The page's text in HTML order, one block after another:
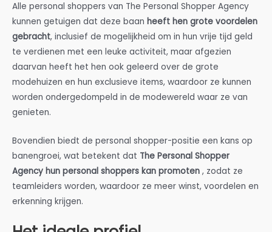
Alle personal shoppers van The Personal Shopper Agency
kunnen getuigen dat deze baan heeft hen grote voordelen
gebracht, inclusief de mogelijkheid om in hun vrije tijd geld
te verdienen met een leuke activiteit, maar afgezien
daarvan heeft het hen ook geleerd over de grote
modehuizen en hun exclusieve items, waardoor ze kunnen
worden ondergedompeld in de modewereld waar ze van
genieten.
Bovendien biedt de personal shopper-positie een kans op
banengroei, wat betekent dat The Personal Shopper
Agency hun personal shoppers kan promoten , zodat ze
teamleiders worden, waardoor ze meer winst, voordelen en
erkenning krijgen.